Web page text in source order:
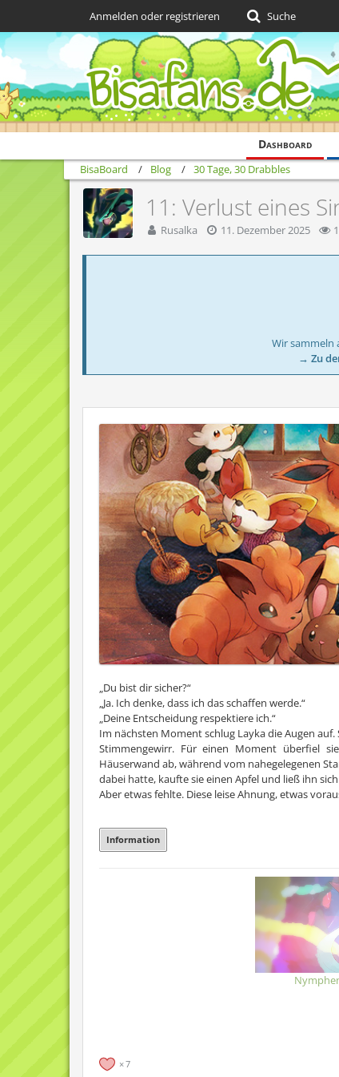
Dashboard
Anmelden oder registrieren Suche
BisaBoard Blog 30 Tage, 30 Drabbles
11: Verlust eines
Rusalka 11. Dezember 2025
Wir sammeln
→ Zu
„Du bist dir sicher?“
„Ja. Ich denke, dass ich das schaffen werde.“
„Deine Entscheidung respektiere ich.“
Im nächsten Moment schlug Layka die Augen
Stimmengewirr. Für einen Moment überfiel
Häuserwand ab, während vom nahegelegenen
dabei hatte, kaufte sie einen Apfel und ließ ihn
Aber etwas fehlte. Diese leise Ahnung, etwas
Information
7